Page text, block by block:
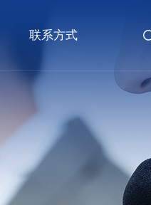
联系方式